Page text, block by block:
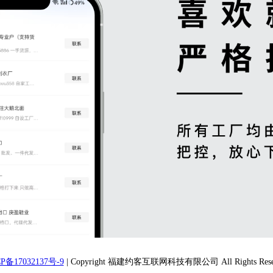
备17032137号-9| Copyright 福建约客互联网科技有限公司 All Rights